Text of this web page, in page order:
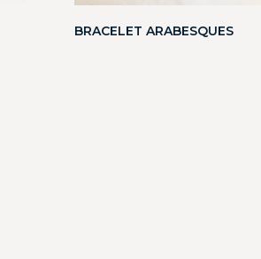
BRACELET ARABESQUES